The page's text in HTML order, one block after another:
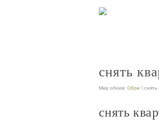
снять
Мир обоев: Обои \ снять
снять